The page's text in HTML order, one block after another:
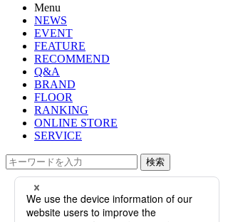
Menu
NEWS
EVENT
FEATURE
RECOMMEND
Q&A
BRAND
FLOOR
RANKING
ONLINE STORE
SERVICE
検索
TOP
PHOTO
緻密なインダストリアルなデザイン